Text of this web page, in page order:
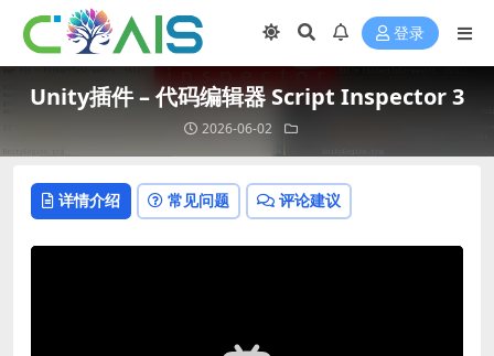
登录
Unity插件 – 代码编辑器 Script Inspector 3
2026-06-02
详情介绍 常见问题 评论建议